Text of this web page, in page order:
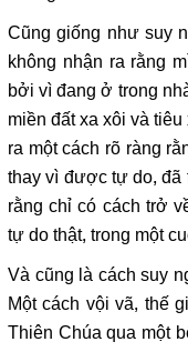
Cũng giống như suy
không nhận ra rằng
bởi vì đang ở trong
miền đất xa xôi và
ra một cách rõ ràng
thay vì được tự do, đã
rằng chỉ có cách trở
tự do thật, trong một
Và cũng là cách suy
Một cách vội vã, thế
Thiên Chúa qua một